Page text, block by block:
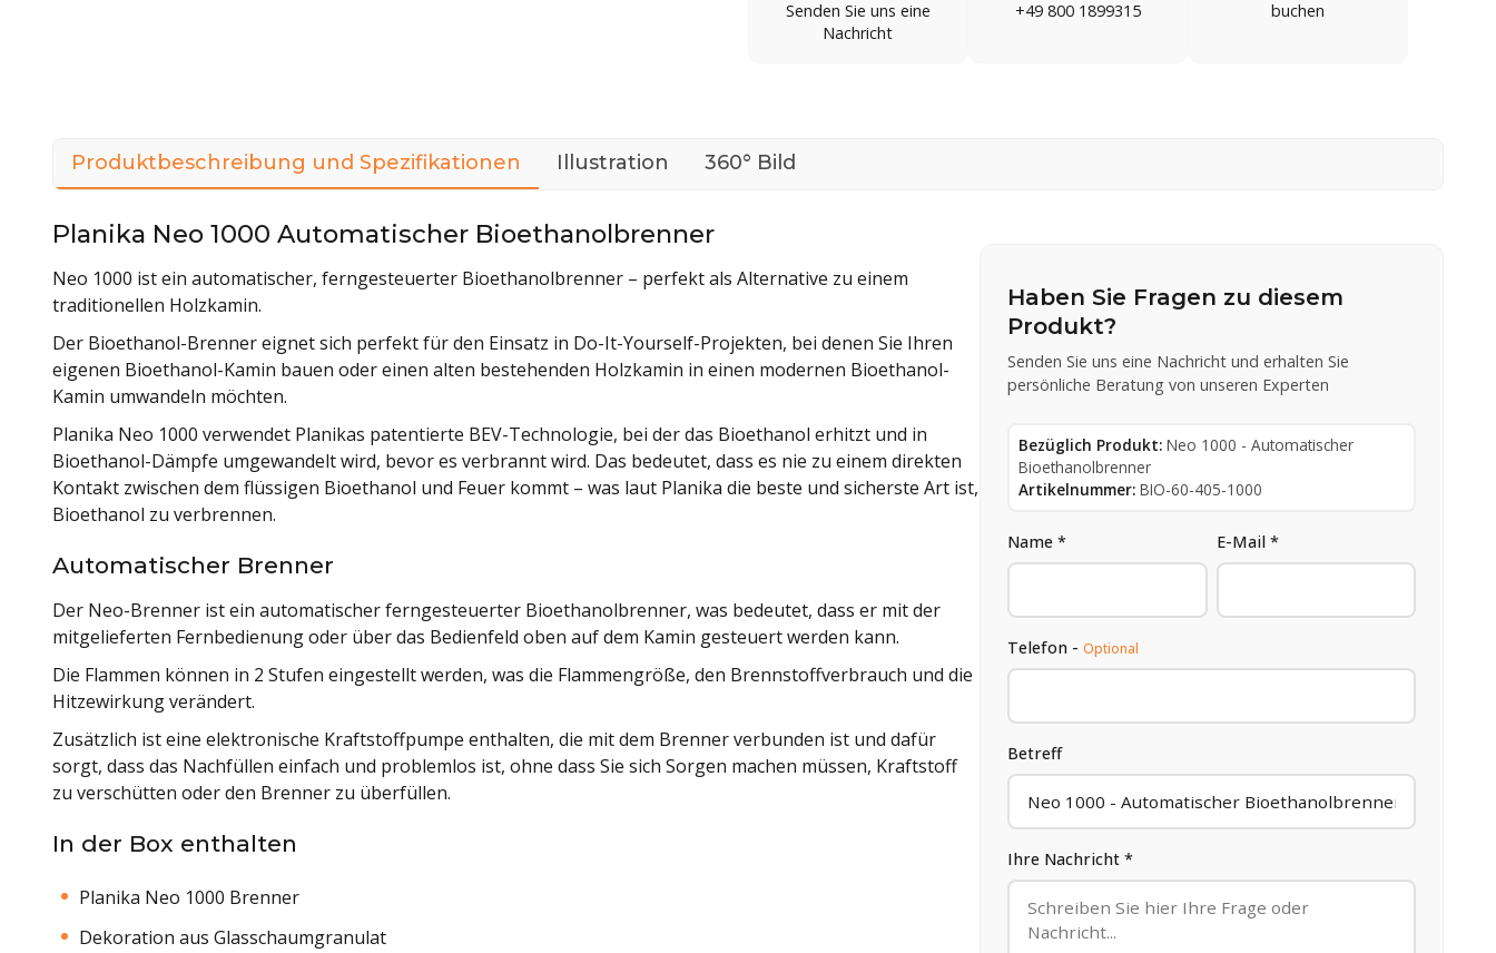
Senden Sie uns eine
Nachricht
+49 800 1899315
buchen
Produktbeschreibung und Spezifikationen Illustration 360° Bild
Planika Neo 1000 Automatischer Bioethanolbrenner
Neo 1000 ist ein automatischer, ferngesteuerter Bioethanolbrenner – perfekt als Alternative zu einem
traditionellen Holzkamin.
Der Bioethanol-Brenner eignet sich perfekt für den Einsatz in Do-It-Yourself-Projekten, bei denen Sie Ihren
eigenen Bioethanol-Kamin bauen oder einen alten bestehenden Holzkamin in einen modernen Bioethanol-
Kamin umwandeln möchten.
Planika Neo 1000 verwendet Planikas patentierte BEV-Technologie, bei der das Bioethanol erhitzt und in
Bioethanol-Dämpfe umgewandelt wird, bevor es verbrannt wird. Das bedeutet, dass es nie zu einem direkten
Kontakt zwischen dem flüssigen Bioethanol und Feuer kommt – was laut Planika die beste und sicherste Art ist,
Bioethanol zu verbrennen.
Automatischer Brenner
Der Neo-Brenner ist ein automatischer ferngesteuerter Bioethanolbrenner, was bedeutet, dass er mit der
mitgelieferten Fernbedienung oder über das Bedienfeld oben auf dem Kamin gesteuert werden kann.
Die Flammen können in 2 Stufen eingestellt werden, was die Flammengröße, den Brennstoffverbrauch und die
Hitzewirkung verändert.
Zusätzlich ist eine elektronische Kraftstoffpumpe enthalten, die mit dem Brenner verbunden ist und dafür
sorgt, dass das Nachfüllen einfach und problemlos ist, ohne dass Sie sich Sorgen machen müssen, Kraftstoff
zu verschütten oder den Brenner zu überfüllen.
In der Box enthalten
Planika Neo 1000 Brenner
Dekoration aus Glasschaumgranulat
Haben Sie Fragen zu diesem
Produkt?
Senden Sie uns eine Nachricht und erhalten Sie
persönliche Beratung von unseren Experten
Bezüglich Produkt: Neo 1000 - Automatischer
Bioethanolbrenner
Artikelnummer: BIO-60-405-1000
Name * E-Mail *
Telefon -Optional
Betreff
Ihre Nachricht *